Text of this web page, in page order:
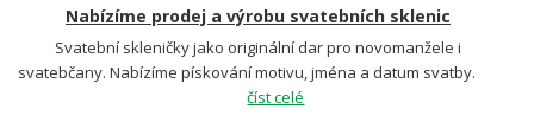
Nabízíme prodej a výrobu svatebních sklenic
Svatební skleničky jako originální dar pro novomanžele i
svatebčany. Nabízíme pískování motivu, jména a datum svatby.
číst celé